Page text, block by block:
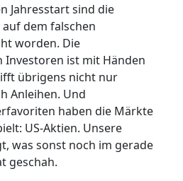
Jahresstart sind die
auf dem falschen
worden. Die
Investoren ist mit Händen
übrigens nicht nur
Anleihen. Und
haben die Märkte
US-Aktien. Unsere
was sonst noch im gerade
geschah.